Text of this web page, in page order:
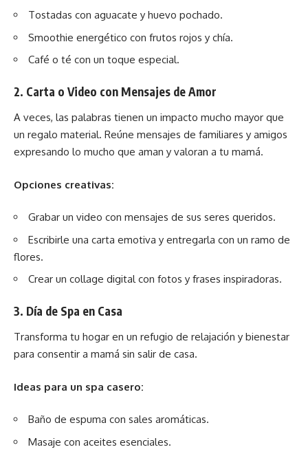
Tostadas con aguacate y huevo pochado.
Smoothie energético con frutos rojos y chía.
Café o té con un toque especial.
2. Carta o Video con Mensajes de Amor
A veces, las palabras tienen un impacto mucho mayor que
un regalo material. Reúne mensajes de familiares y amigos
expresando lo mucho que aman y valoran a tu mamá.
Opciones creativas:
Grabar un video con mensajes de sus seres queridos.
Escribirle una carta emotiva y entregarla con un ramo de
flores.
Crear un collage digital con fotos y frases inspiradoras.
3. Día de Spa en Casa
Transforma tu hogar en un refugio de relajación y bienestar
para consentir a mamá sin salir de casa.
Ideas para un spa casero:
Baño de espuma con sales aromáticas.
Masaje con aceites esenciales.